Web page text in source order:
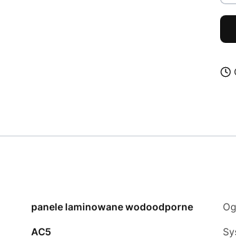
panele laminowane wodoodporne
AC5